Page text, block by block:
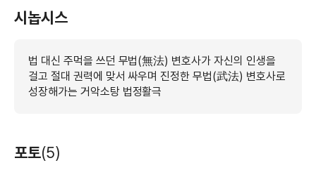
시놉시스
법 대신 주먹을 쓰던 무법(無法) 변호사가 자신의 인생을
걸고 절대 권력에 맞서 싸우며 진정한 무법(武法) 변호사로
성장해가는 거악소탕 법정활극
포토(5)